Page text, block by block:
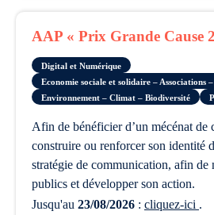
AAP « Prix Grande Cause
Digital et Numérique
Economie sociale et solidaire – Associations
Environnement – Climat – Biodiversité
afin de bénéficier d’un mécénat de compétences pour
construire ou renforcer son identité
stratégie de communication, afin de
publics et développer son action.
Jusqu'au 23/08/2026 : cliquez-ici .